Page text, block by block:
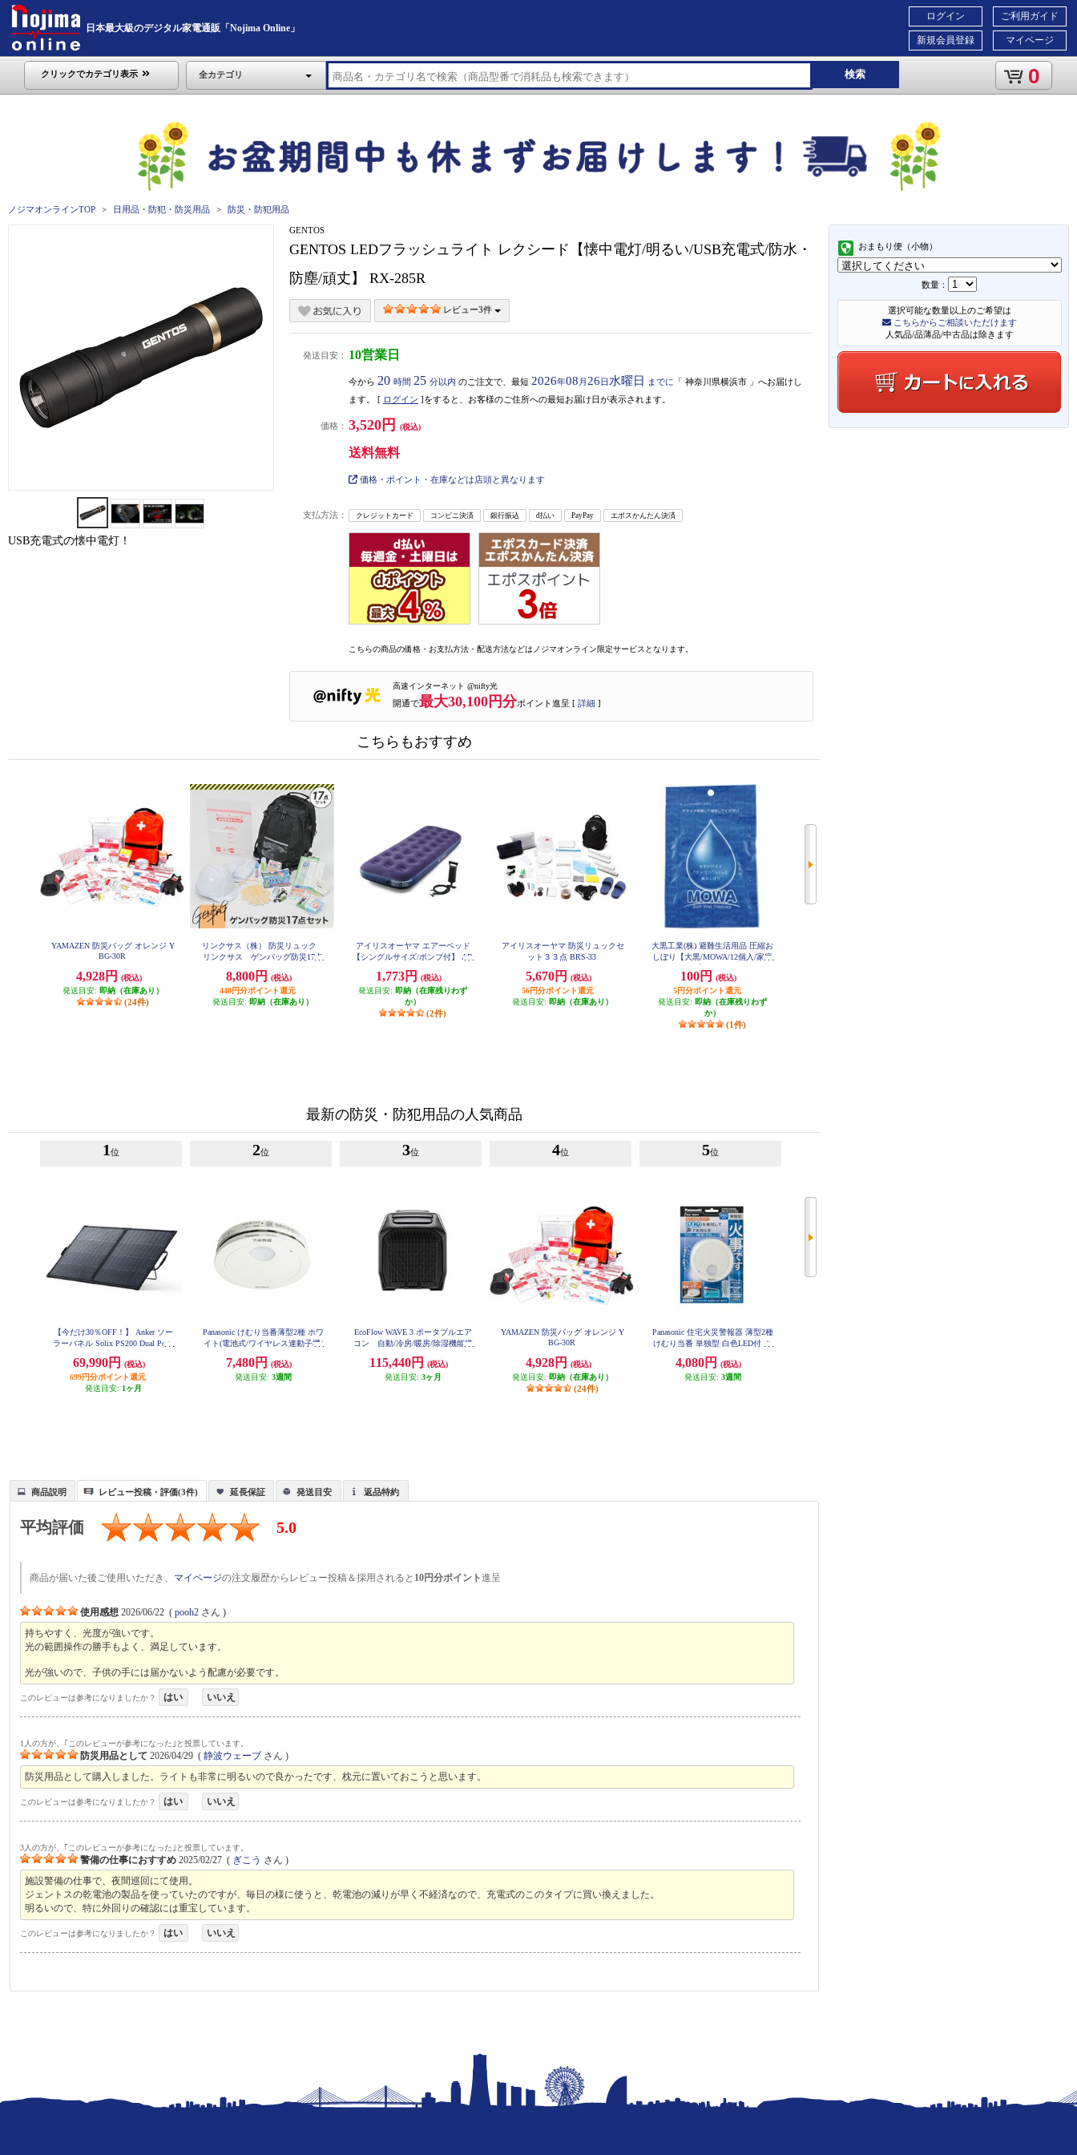
日本最大級のデジタル家電通販「Nojima Online」
ご利用ガイド
マイページ
ログイン
新規会員登録
クリックでカテゴリ表示 全カテゴリ 検索 0
ノジマオンラインTOP 日用品・防犯・防災用品 防災・防犯用品
おまもり便（小物）
数量：
選択可能な数量以上のご希望は
こちらからご相談いただけます
人気品/品薄品/中古品は除きます
USB充電式の懐中電灯！
GENTOS
GENTOS LEDフラッシュライト レクシード【懐中電灯/明るい/USB充電式/防水・
防塵/頑丈】 RX-285R
レビュー3件
発送目安： 10営業日
今から 20 時間 25 分以内 のご注文で、最短 2026年08 月 26日 水曜日 までに 「 神奈川県横浜市 」 へお届けし
ます。 [ ログイン ]をすると、お客様のご住所への最短お届け日が表示されます。
価格： 3,520円 (税込)
送料無料
価格・ポイント・在庫などは店頭と異なります
支払方法： クレジットカード コンビニ決済 銀行振込 d払い PayPay エポスかんたん決済
こちらの商品の価格・お支払方法・配送方法などはノジマオンライン限定サービスとなります。
高速インターネット @nifty光
開通で最大30,100円分ポイント進呈 [ 詳細 ]
こちらもおすすめ
YAMAZEN 防災バッグ オレンジ Y
BG-30R
4,928円
(税込)
発送目安: 即納（在庫あり）
(24件)
リンクサス（株） 防災リュック
リンクサス ゲンバッグ防災17点
8,800円
(税込)
440円分ポイント還元
発送目安: 即納（在庫あり）
アイリスオーヤマ エアーベッド
【シングルサイズ/ポンプ付】 AB
1,773円
(税込)
発送目安: 即納（在庫残りわず
か）
(2件)
アイリスオーヤマ 防災リュックセ
ット３３点 BRS-33
5,670円
(税込)
56円分ポイント還元
発送目安: 即納（在庫あり）
大黒工業(株) 避難生活用品 圧縮お
しぼり【大黒/MOWA/12個入/家庭
100円
(税込)
5円分ポイント還元
発送目安: 即納（在庫残りわず
か）
(1件)
最新の防災・防犯用品の人気商品
1 位
【今だけ30％OFF！】 Anker ソー
ラーパネル Solix PS200 Dual Porta
さ4.8kg/アルミフレーム/10年使え
る長寿命】 AS320011
69,990円
(税込)
699円分ポイント還元
発送目安: 1ヶ月
2位
Panasonic けむり当番薄型2種 ホワ
イト(電池式/ワイヤレス連動子機/
02P
7,480円
(税込)
発送目安: 3週間
3位
EcoFlow WAVE 3 ポータブルエア
コン 自動/冷房/暖房/除湿機能搭
115,440円
(税込)
発送目安: 3ヶ月
4位
YAMAZEN 防災バッグ オレンジ Y
BG-30R
4,928円
(税込)
発送目安: 即納（在庫あり）
(24件)
5位
Panasonic 住宅火災警報器 薄型2種
けむり当番 単独型 白色LED付 ホ
4,080円
(税込)
発送目安: 3週間
商品説明 レビュー投稿・評価(3件) 延長保証 発送目安 返品特約
平均評価 5.0
商品が届いた後ご使用いただき、 マイページの注文履歴からレビュー投稿＆採用されると 10円分ポイント進呈
使用感想 2026/06/22 (pooh2 さん )
持ちやすく、光度が強いです。
光の範囲操作の勝手もよく、満足しています。
光が強いので、子供の手には届かないよう配慮が必要です。
このレビューは参考になりましたか？ はい いいえ
1人の方が、｢このレビューが参考になった｣と投票しています。
防災用品として 2026/04/29 (静波ウェーブ さん )
防災用品として購入しました。ライトも非常に明るいので良かったです、枕元に置いておこうと思います。
このレビューは参考になりましたか？ はい いいえ
3人の方が、｢このレビューが参考になった｣と投票しています。
警備の仕事におすすめ 2025/02/27 ( ぎこう さん )
施設警備の仕事で、夜間巡回にて使用。
ジェントスの乾電池の製品を使っていたのですが、毎日の様に使うと、乾電池の減りが早く不経済なので、充電式のこのタイプに買い換えました。
明るいので、特に外回りの確認には重宝しています。
このレビューは参考になりましたか？ はい いいえ